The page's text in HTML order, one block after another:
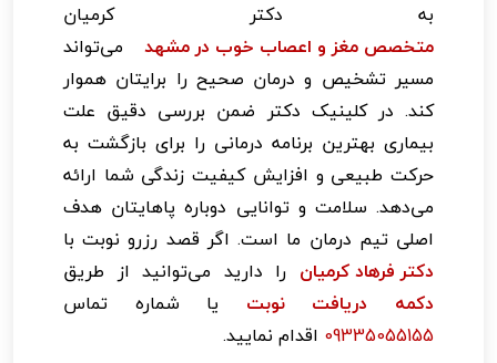
به دکتر کرمیان
متخصص مغز و اعصاب خوب در مشهد می‌تواند
مسیر تشخیص و درمان صحیح را برایتان هموار
کند. در کلینیک دکتر ضمن بررسی دقیق علت
بیماری بهترین برنامه درمانی را برای بازگشت به
حرکت طبیعی و افزایش کیفیت زندگی شما ارائه
می‌دهد. سلامت و توانایی دوباره پاهایتان هدف
اصلی تیم درمان ما است. اگر قصد رزرو نوبت با
دکتر فرهاد کرمیان را دارید می‌توانید از طریق
دکمه دریافت نوبت یا شماره تماس
09335055155 اقدام نمایید.